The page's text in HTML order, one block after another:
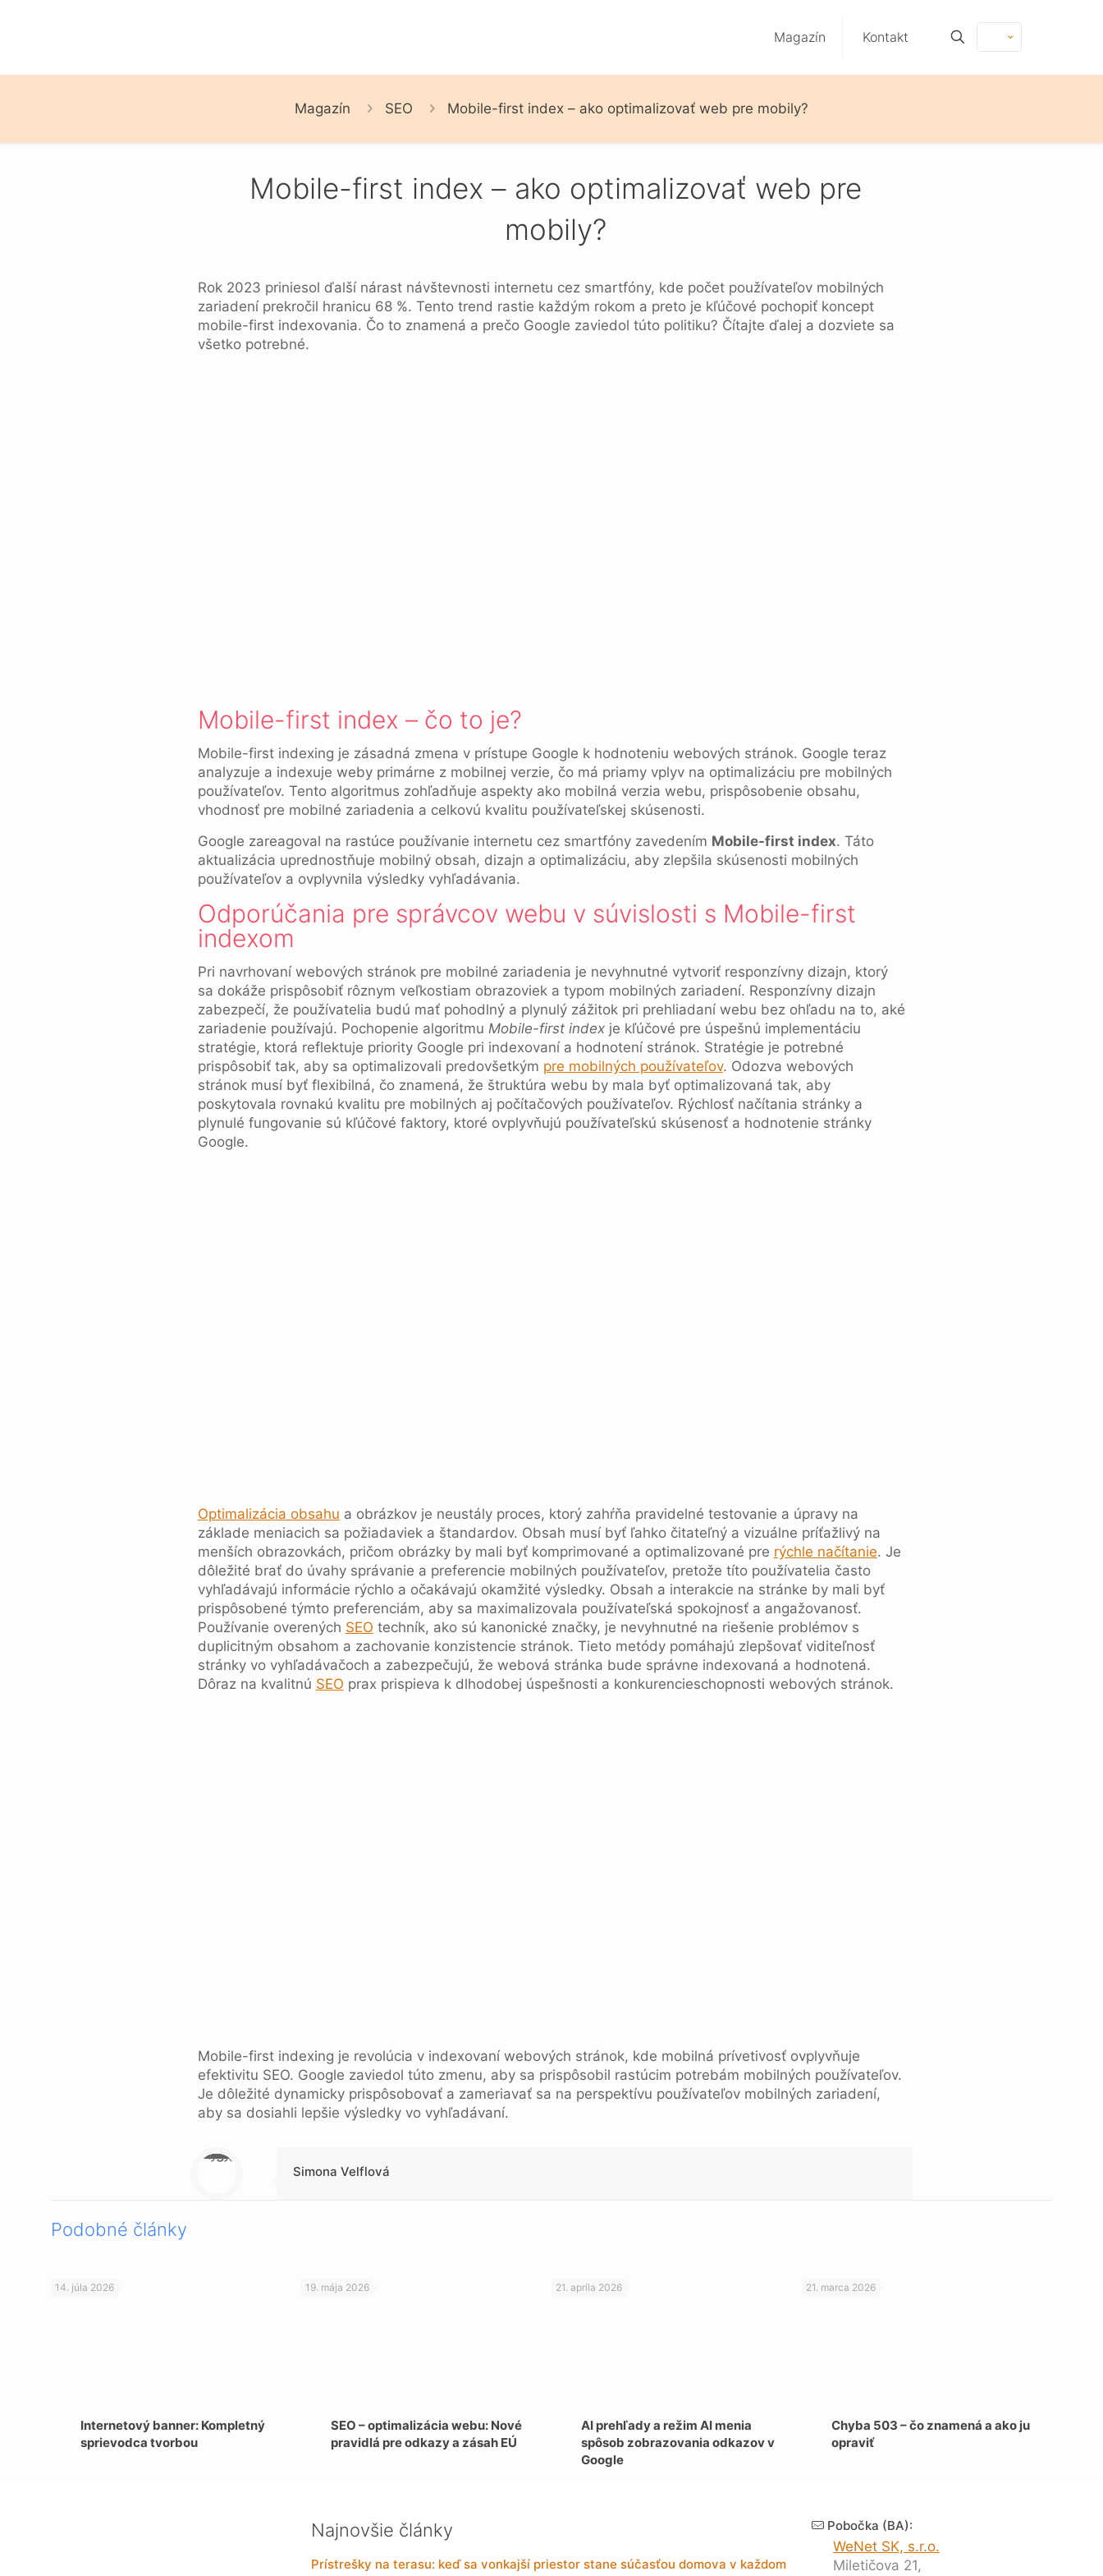
Magazín Kontakt
Magazín SEO Mobile-first index – ako optimalizovať web pre mobily?
Mobile-first index – ako optimalizovať web pre
mobily?
Rok 2023 priniesol ďalší nárast návštevnosti internetu cez smartfóny, kde počet používateľov mobilných
zariadení prekročil hranicu 68 %. Tento trend rastie každým rokom a preto je kľúčové pochopiť koncept
mobile-first indexovania. Čo to znamená a prečo Google zaviedol túto politiku? Čítajte ďalej a dozviete sa
všetko potrebné.
Mobile-first index – čo to je?
Mobile-first indexing je zásadná zmena v prístupe Google k hodnoteniu webových stránok. Google teraz
analyzuje a indexuje weby primárne z mobilnej verzie, čo má priamy vplyv na optimalizáciu pre mobilných
používateľov. Tento algoritmus zohľadňuje aspekty ako mobilná verzia webu, prispôsobenie obsahu,
vhodnosť pre mobilné zariadenia a celkovú kvalitu používateľskej skúsenosti.
Google zareagoval na rastúce používanie internetu cez smartfóny zavedením Mobile-first index. Táto
aktualizácia uprednostňuje mobilný obsah, dizajn a optimalizáciu, aby zlepšila skúsenosti mobilných
používateľov a ovplyvnila výsledky vyhľadávania.
Odporúčania pre správcov webu v súvislosti s Mobile-first
indexom
Pri navrhovaní webových stránok pre mobilné zariadenia je nevyhnutné vytvoriť responzívny dizajn, ktorý
sa dokáže prispôsobiť rôznym veľkostiam obrazoviek a typom mobilných zariadení. Responzívny dizajn
zabezpečí, že používatelia budú mať pohodlný a plynulý zážitok pri prehliadaní webu bez ohľadu na to, aké
zariadenie používajú. Pochopenie algoritmu Mobile-first indexje kľúčové pre úspešnú implementáciu
stratégie, ktorá reflektuje priority Google pri indexovaní a hodnotení stránok. Stratégie je potrebné
prispôsobiť tak, aby sa optimalizovali predovšetkým pre mobilných používateľov. Odozva webových
stránok musí byť flexibilná, čo znamená, že štruktúra webu by mala byť optimalizovaná tak, aby
poskytovala rovnakú kvalitu pre mobilných aj počítačových používateľov. Rýchlosť načítania stránky a
plynulé fungovanie sú kľúčové faktory, ktoré ovplyvňujú používateľskú skúsenosť a hodnotenie stránky
Google.
Optimalizácia obsahu a obrázkov je neustály proces, ktorý zahŕňa pravidelné testovanie a úpravy na
základe meniacich sa požiadaviek a štandardov. Obsah musí byť ľahko čitateľný a vizuálne príťažlivý na
menších obrazovkách, pričom obrázky by mali byť komprimované a optimalizované pre rýchle načítanie. Je
dôležité brať do úvahy správanie a preferencie mobilných používateľov, pretože títo používatelia často
vyhľadávajú informácie rýchlo a očakávajú okamžité výsledky. Obsah a interakcie na stránke by mali byť
prispôsobené týmto preferenciám, aby sa maximalizovala používateľská spokojnosť a angažovanosť.
Používanie overených SEO techník, ako sú kanonické značky, je nevyhnutné na riešenie problémov s
duplicitným obsahom a zachovanie konzistencie stránok. Tieto metódy pomáhajú zlepšovať viditeľnosť
stránky vo vyhľadávačoch a zabezpečujú, že webová stránka bude správne indexovaná a hodnotená.
Dôraz na kvalitnú SEO prax prispieva k dlhodobej úspešnosti a konkurencieschopnosti webových stránok.
Mobile-first indexing je revolúcia v indexovaní webových stránok, kde mobilná prívetivosť ovplyvňuje
efektivitu SEO. Google zaviedol túto zmenu, aby sa prispôsobil rastúcim potrebám mobilných používateľov.
Je dôležité dynamicky prispôsobovať a zameriavať sa na perspektívu používateľov mobilných zariadení,
aby sa dosiahli lepšie výsledky vo vyhľadávaní.
Warning
: Trying to access array offset on null in
/data/1/4/149a9a91-3acc-4306-8eec-62104a76cbc2/skica.online/web/wp-content/themes/betheme-child/includes/content-single.php
on line
286
Simona Velflová
Podobné články
14. júla 2026
Internetový banner: Kompletný
sprievodca tvorbou
19. mája 2026
SEO – optimalizácia webu: Nové
pravidlá pre odkazy a zásah EÚ
21. apríla 2026
AI prehľady a režim AI menia
spôsob zobrazovania odkazov v
Google
21. marca 2026
Chyba 503 – čo znamená a ako ju
opraviť
Najnovšie články
Prístrešky na terasu: keď sa vonkajší priestor stane súčasťou domova v každom
Pobočka (BA):
WeNet SK, s.r.o.
Miletičova 21,